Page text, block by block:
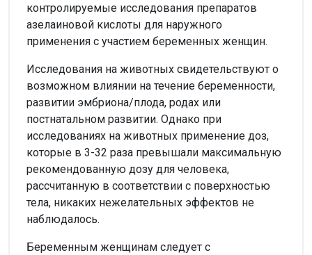
контролируемые исследования препаратов
азелаиновой кислоты для наружного
применения с участием беременных женщин.
Исследования на животных свидетельствуют о
возможном влиянии на течение беременности,
развитии эмбриона/плода, родах или
постнатальном развитии. Однако при
исследованиях на животных применение доз,
которые в 3-32 раза превышали максимальную
рекомендованную дозу для человека,
рассчитанную в соответствии с поверхностью
тела, никаких нежелательных эффектов не
наблюдалось.
Беременным женщинам следует с